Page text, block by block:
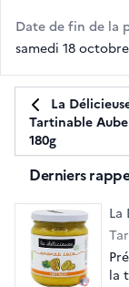
Date de fin de la
samedi 18
La
Tartinable
180g
Derniers
La
la